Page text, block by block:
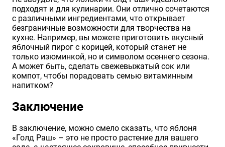
подходят и для кулинарии. Они отлично сочетаются
с различными ингредиентами, что открывает
безграничные возможности для творчества на
кухне. Например, вы можете приготовить вкусный
яблочный пирог с корицей, который станет не
только изюминкой, но и символом осеннего сезона.
А может быть, сделать свежевыжатый сок или
компот, чтобы порадовать семью витаминным
напитком?
Заключение
В заключение, можно смело сказать, что яблоня
«Голд Раш» – это не просто растение для вашего